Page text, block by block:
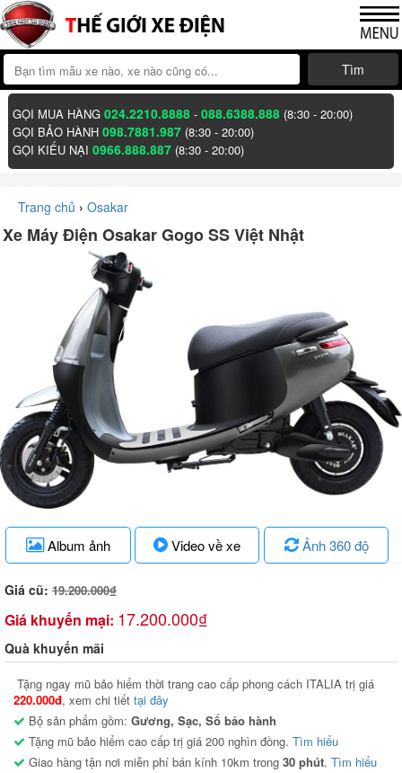
Tìm
GỌI MUA HÀNG024.2210.8888 -088.6388.888 (8:30 - 20:00)
GỌI BẢO HÀNH098.7881.987 (8:30 - 20:00)
GỌI KIẾU NẠI0966.888.887 (8:30 - 20:00)
Trang chủ › Osakar
Xe Máy Điện Osakar Gogo SS Việt Nhật
Album ảnh Video về xe Ảnh 360 độ
Giá cũ: 19.200.000₫
Giá khuyến mại: 17.200.000₫
Quà khuyến mãi
Tặng ngay mũ bảo hiểm thời trang cao cấp phong cách ITALIA trị giá
220.000đ, xem chi tiết tại đây
Bộ sản phẩm gồm: Gương, Sạc, Sổ bảo hành
Tặng mũ bảo hiểm cao cấp trị giá 200 nghìn đồng. Tìm hiểu
Giao hàng tận nơi miễn phí bán kính 10km trong 30 phút. Tìm hiểu